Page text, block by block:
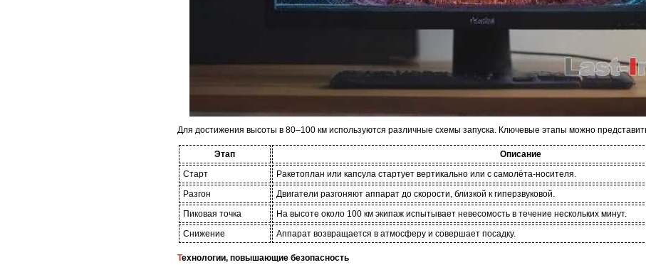
Для достижения высоты в 80–100 км используются различные схемы запуска. Ключевые этапы можно
Этап
Описание
Старт
Ракетоплан или капсула стартует вертикально или с самолёта-носителя.
Разгон
Двигатели разгоняют аппарат до скорости, близкой к гиперзвуковой.
Пиковая точка
На высоте около 100 км экипаж испытывает невесомость в течение нескольких минут.
Снижение
Аппарат возвращается в атмосферу и совершает посадку.
Технологии, повышающие безопасность